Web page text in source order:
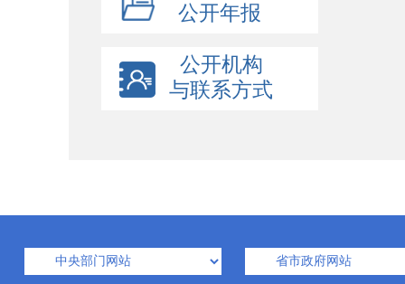
公开年报
公开机构
与联系方式